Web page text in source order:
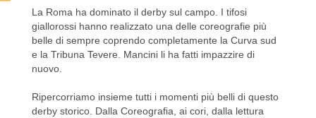
La Roma ha dominato il derby sul campo. I tifosi
giallorossi hanno realizzato una delle coreografie più
belle di sempre coprendo completamente la Curva sud
e la Tribuna Tevere. Mancini li ha fatti impazzire di
nuovo.
Ripercorriamo insieme tutti i momenti più belli di questo
derby storico. Dalla Coreografia, ai cori, dalla lettura